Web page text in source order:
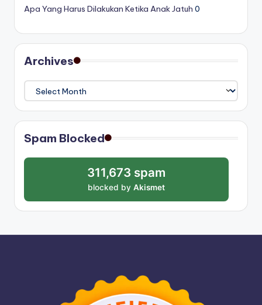
Apa Yang Harus Dilakukan Ketika Anak Jatuh 0
Archives
Archives
Spam Blocked
311,673 spam
blocked by Akismet